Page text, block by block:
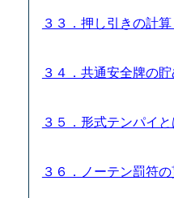
３３．押し引きの計
３４．共通安全牌の
３５．形式テンパイ
３６．ノーテン罰符